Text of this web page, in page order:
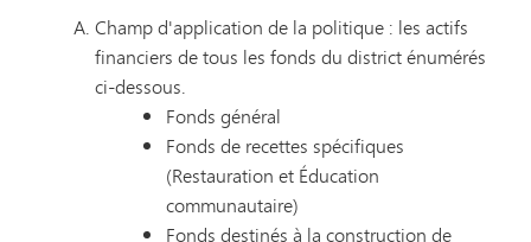
Champ d'application de la politique : les actifs
financiers de tous les fonds du district énumérés
ci-dessous.
Fonds général
Fonds de recettes spécifiques
(Restauration et Éducation
communautaire)
Fonds destinés à la construction de